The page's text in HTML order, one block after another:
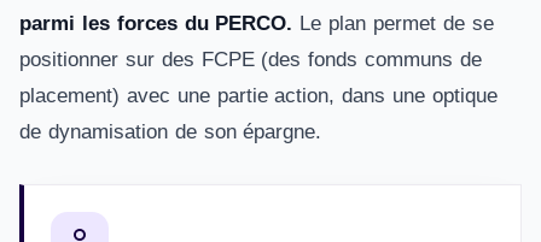
parmi les forces du PERCO. Le plan permet de se
positionner sur des FCPE (des fonds communs de
placement) avec une partie action, dans une optique
de dynamisation de son épargne.